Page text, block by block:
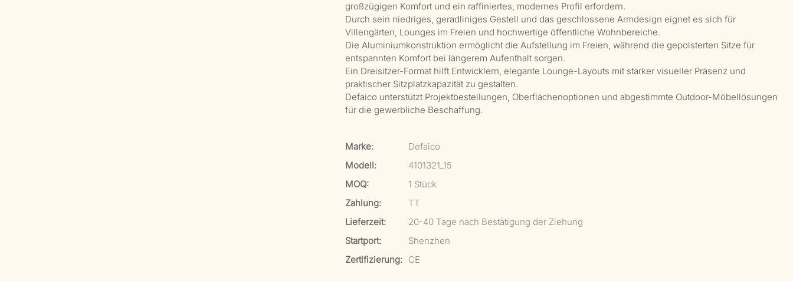
großzügigen Komfort und ein raffiniertes, modernes Profil erfordern.
Durch sein niedriges, geradliniges Gestell und das geschlossene Armdesign eignet es sich für
Villengärten, Lounges im Freien und hochwertige öffentliche Wohnbereiche.
Die Aluminiumkonstruktion ermöglicht die Aufstellung im Freien, während die gepolsterten Sitze für
entspannten Komfort bei längerem Aufenthalt sorgen.
Ein Dreisitzer-Format hilft Entwicklern, elegante Lounge-Layouts mit starker visueller Präsenz und
praktischer Sitzplatzkapazität zu gestalten.
Defaico unterstützt Projektbestellungen, Oberflächenoptionen und abgestimmte Outdoor-Möbellösungen
für die gewerbliche Beschaffung.
Marke:
Defaico
Modell:
4101321_15
MOQ:
1 Stück
Zahlung:
TT
Lieferzeit:
20-40 Tage nach Bestätigung der Ziehung
Startport:
Shenzhen
Zertifizierung: CE